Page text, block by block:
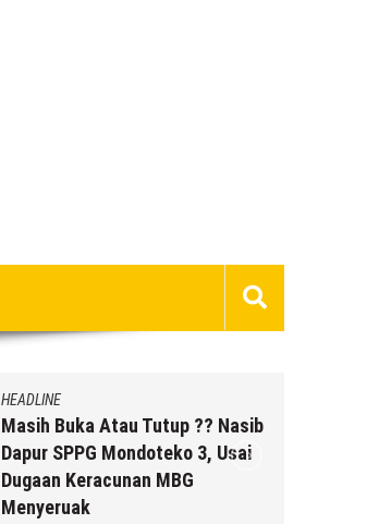
HEADLINE
Masih Buka Atau Tutup ?? Nasib
Dapur SPPG Mondoteko 3, Usai
Dugaan Keracunan MBG
Menyeruak